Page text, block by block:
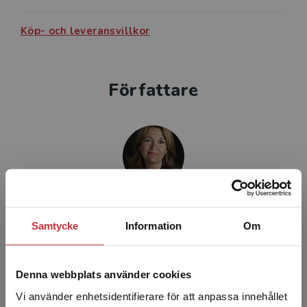
Samtycke Information Om
Denna webbplats använder cookies
Vi använder enhetsidentifierare för att anpassa innehållet
Köp- och leveransvillkor
Författare
Tove Ekelund
Tove Ekelund forskar om dyslexi och särskild
legitimerad logoped, specialpedagog och
legitimerad lärare...